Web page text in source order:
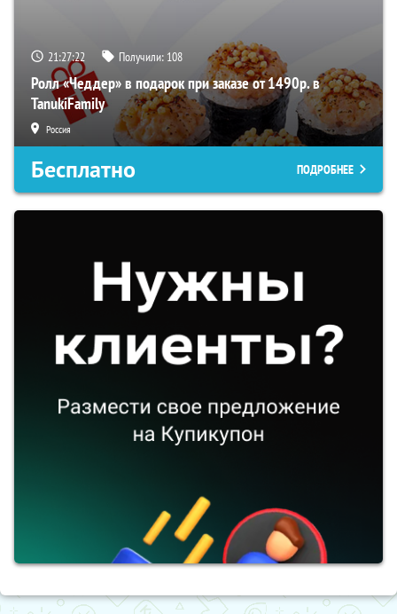
21:27:21 Получили: 108
Ролл «Чеддер» в подарок при заказе от 1490р. в
TanukiFamily
Россия
Бесплатно ПОДРОБНЕЕ